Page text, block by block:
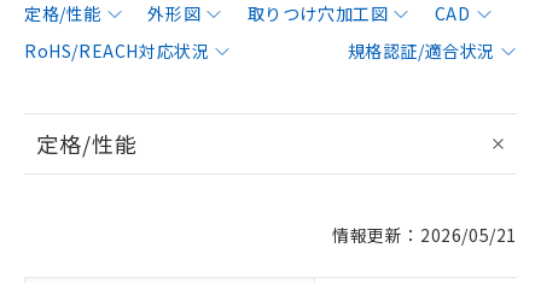
定格/性能 外形図 取りつけ穴加工図
CAD
RoHS/REACH対応状況
規格認証/適合状況
定格/性能
情報更新：2026/05/21